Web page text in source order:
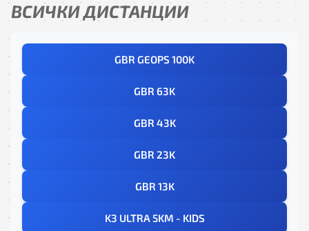
ВСИЧКИ ДИСТАНЦИИ
GBR GEOPS 100K
GBR 63K
GBR 43K
GBR 23K
GBR 13K
K3 ULTRA 5KM - KIDS